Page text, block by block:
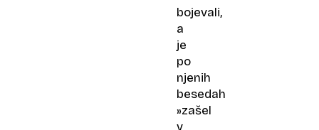
bojevali,
a
je
po
njenih
besedah
»zašel
v